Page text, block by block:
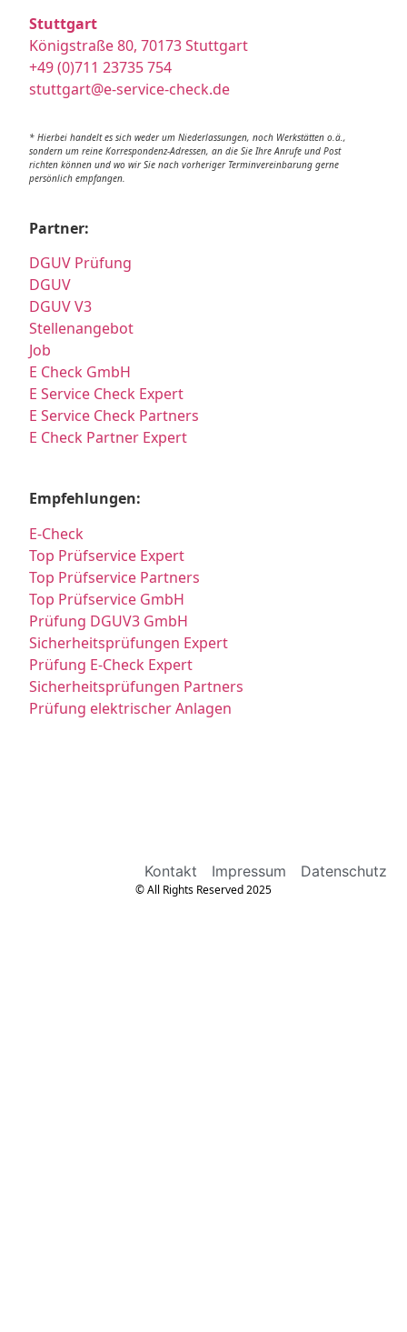
Stuttgart
Königstraße 80, 70173 Stuttgart
+49 (0)711 23735 754
stuttgart@e-service-check.de
* Hierbei handelt es sich weder um Niederlassungen, noch Werkstätten o.ä.,
sondern um reine Korrespondenz-Adressen, an die Sie Ihre Anrufe und Post
richten können und wo wir Sie nach vorheriger Terminvereinbarung gerne
persönlich empfangen.
Partner:
DGUV Prüfung
DGUV
DGUV V3
Stellenangebot
Job
E Check GmbH
E Service Check Expert
E Service Check Partners
E Check Partner Expert
Empfehlungen:
E-Check
Top Prüfservice Expert
Top Prüfservice Partners
Top Prüfservice GmbH
Prüfung DGUV3 GmbH
Sicherheitsprüfungen Expert
Prüfung E-Check Expert
Sicherheitsprüfungen Partners
Prüfung elektrischer Anlagen
Kontakt Impressum Datenschutz
© All Rights Reserved 2025